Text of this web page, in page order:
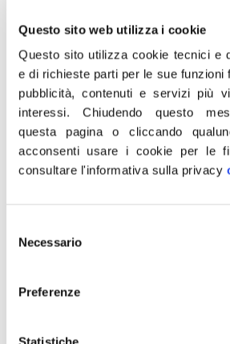
Questo sito web utilizza i cookie
Questo sito utilizza cookie tecnici e
e di richieste parti per le sue funzioni
pubblicità, contenuti e servizi più
interessi.Chiudendo questo
questa pagina o cliccando
acconsenti usare i cookie per le
consultare l'informativa sulla privacy
delNecessario
Preferenze
Statistiche
Adesso è il tempo della
popolazioni, dell’emergenza e
Meloni non farà mancare. Il
prendendo i necessari
È quanto ha dichiarato il
dei deputati Fabio Rampelli
intervenendo su la7 a Tagadà.
Rampelli ha respinto le accuse:
evidenza. Da parte nostra
processo federativo che deve
rafforzamento delle istituzioni